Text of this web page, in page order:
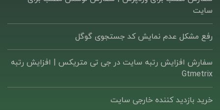
سایت
رفع مشکل عدم نمایش کد جستجوی گوگل
سفارش افزایش رتبه سایت در جی تی متریکس | افزایش رتبه
Gtmetrix
خرید بازدید کننده خارجی سایت